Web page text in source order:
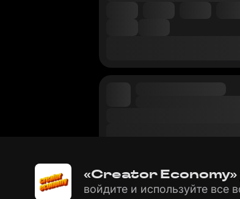
«Creator Economy»
войдите и используйте все